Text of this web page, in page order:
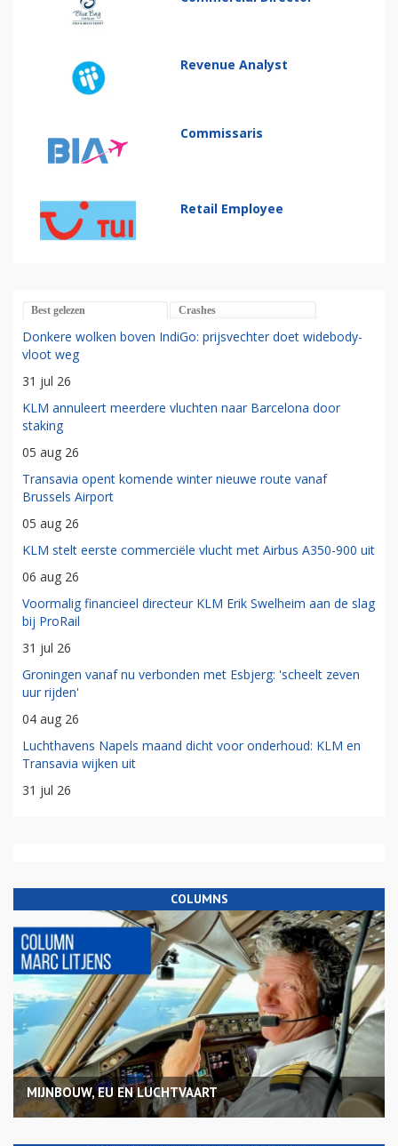
Revenue Analyst
Commissaris
Retail Employee
Best gelezen Crashes
Donkere wolken boven IndiGo: prijsvechter doet widebody-
vloot weg
31 jul 26
KLM annuleert meerdere vluchten naar Barcelona door
staking
05 aug 26
Transavia opent komende winter nieuwe route vanaf
Brussels Airport
05 aug 26
KLM stelt eerste commerciële vlucht met Airbus A350-900 uit
06 aug 26
Voormalig financieel directeur KLM Erik Swelheim aan de slag
bij ProRail
31 jul 26
Groningen vanaf nu verbonden met Esbjerg: 'scheelt zeven
uur rijden'
04 aug 26
Luchthavens Napels maand dicht voor onderhoud: KLM en
Transavia wijken uit
31 jul 26
COLUMNS
MIJNBOUW, EU EN LUCHTVAART